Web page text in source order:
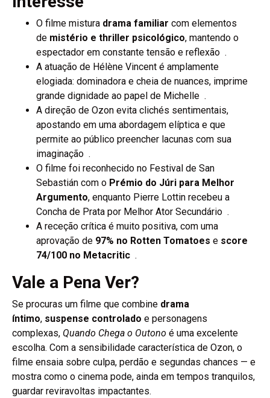
O filme mistura drama familiar com elementos
de mistério e thriller psicológico, mantendo o
espectador em constante tensão e reflexão .
A atuação de Hélène Vincent é amplamente
elogiada: dominadora e cheia de nuances, imprime
grande dignidade ao papel de Michelle .
A direção de Ozon evita clichés sentimentais,
apostando em uma abordagem elíptica e que
permite ao público preencher lacunas com sua
imaginação .
O filme foi reconhecido no Festival de San
Sebastián com o Prémio do Júri para Melhor
Argumento, enquanto Pierre Lottin recebeu a
Concha de Prata por Melhor Ator Secundário .
A receção crítica é muito positiva, com uma
aprovação de 97% no Rotten Tomatoes e score
74/100 no Metacritic .
Vale a Pena Ver?
Se procuras um filme que combine drama
íntimo, suspense controlado e personagens
complexas, Quando Chega o Outono é uma excelente
escolha. Com a sensibilidade característica de Ozon, o
filme ensaia sobre culpa, perdão e segundas chances — e
mostra como o cinema pode, ainda em tempos tranquilos,
guardar reviravoltas impactantes.